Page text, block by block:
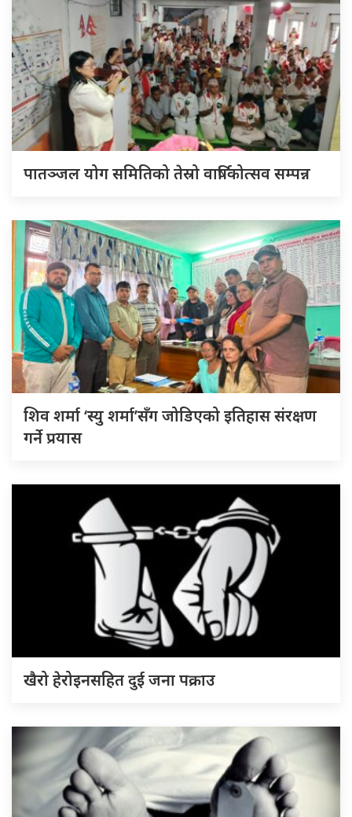
पातञ्जल योग समितिको तेस्रो वार्षिकोत्सव सम्पन्न
शिव शर्मा ‘स्यु शर्मा’सँग जोडिएको इतिहास संरक्षण
गर्ने प्रयास
खैरो हेरोइनसहित दुई जना पक्राउ